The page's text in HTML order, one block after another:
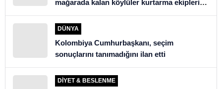
mağarada kalan köylüler kurtarma ekiplerini
şoke etti
DÜNYA
Kolombiya Cumhurbaşkanı, seçim
sonuçlarını tanımadığını ilan etti
DIYET & BESLENME